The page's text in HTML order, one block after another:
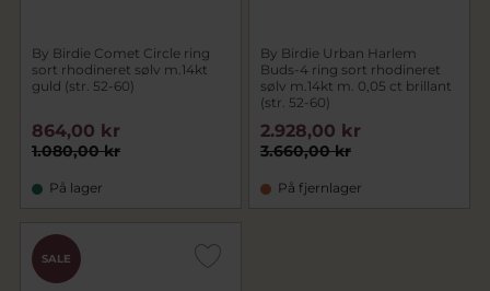
By Birdie Comet Circle ring
sort rhodineret sølv m.14kt
guld (str. 52-60)
1.080,00 kr
864,00 kr
På lager
By Birdie Urban Harlem
Buds-4 ring sort rhodineret
sølv m.14kt m. 0,05 ct brillant
(str. 52-60)
3.660,00 kr
2.928,00 kr
På fjernlager
SALE